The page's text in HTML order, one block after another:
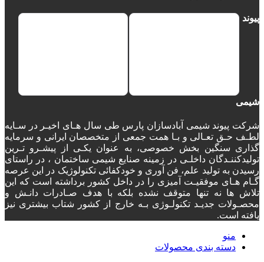
پیوند
شیمی
شرکت پیوند شیمی آبادسازان پارس طی سال هـای اخیـر در سـایه
لطـف حـق تعـالی و بـا همت جمعی از متخصصان ایرانی و سرمایه
گذاری سنگین بخش خصوصی، به عنوان یکـی از پیشـرو تـرین
تولیدکننـدگان داخلـی در زمینه صنایع شیمی ساختمان ، در راستای
رسیدن به تولید علم، فن آوری و خودکفائی تکنولوژیک در این عرصه
گـام هـای موفقیـت آمیزی را در داخل کشور برداشته است که این
تلاش ها نه تنها متوقف نشده بلکه با هدف صـادرات دانـش و
محصـولات جدیـد تکنولـوژی بـه خارج از کشور شتاب بیشتری نیز
یافته است.
منو
دسته‌ بندی محصولات